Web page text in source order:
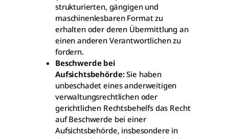
strukturierten, gängigen und
maschinenlesbaren Format zu
erhalten oder deren Übermittlung an
einen anderen Verantwortlichen zu
fordern.
Beschwerde bei
Aufsichtsbehörde:Sie haben
unbeschadet eines anderweitigen
verwaltungsrechtlichen oder
gerichtlichen Rechtsbehelfs das Recht
auf Beschwerde bei einer
Aufsichtsbehörde, insbesondere in